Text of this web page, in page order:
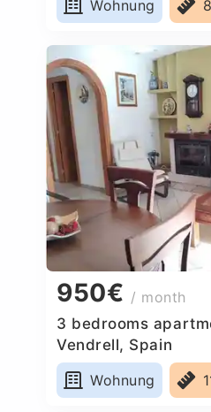
Wohnung
950€ / month
3 bedrooms
Vendrell, Spain
Wohnung